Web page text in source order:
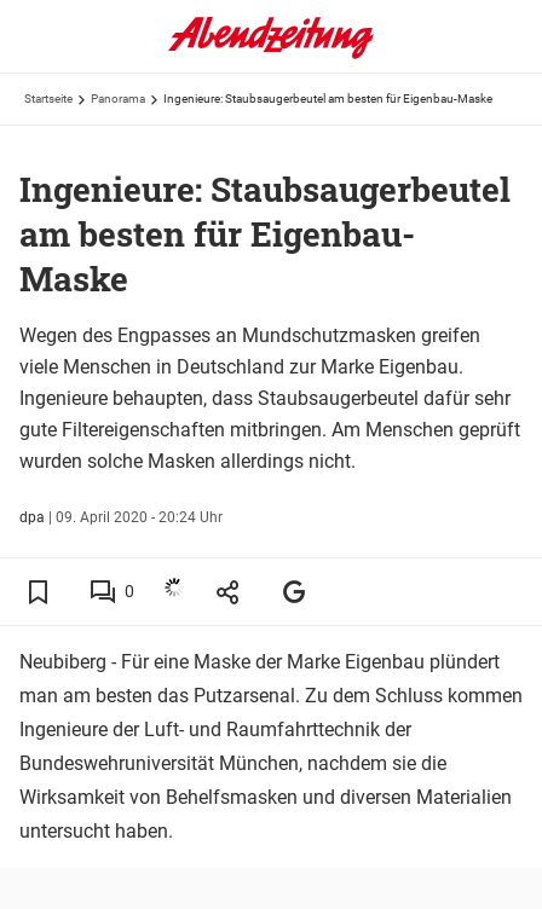
Startseite Panorama Ingenieure: Staubsaugerbeutel am besten für Eigenbau-Maske
Ingenieure: Staubsaugerbeutel
am besten für Eigenbau-
Maske
Wegen des Engpasses an Mundschutzmasken greifen
viele Menschen in Deutschland zur Marke Eigenbau.
Ingenieure behaupten, dass Staubsaugerbeutel dafür sehr
gute Filtereigenschaften mitbringen. Am Menschen geprüft
wurden solche Masken allerdings nicht.
dpa | 09. April 2020 - 20:24 Uhr
0
Neubiberg - Für eine Maske der Marke Eigenbau plündert
man am besten das Putzarsenal. Zu dem Schluss kommen
Ingenieure der Luft- und Raumfahrttechnik der
Bundeswehruniversität München, nachdem sie die
Wirksamkeit von Behelfsmasken und diversen Materialien
untersucht haben.